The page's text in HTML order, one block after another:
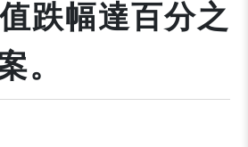
跌幅達百分之
。